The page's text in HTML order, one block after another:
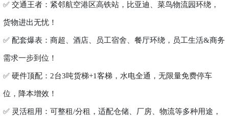
✅ 交通王者：紧邻航空港区高铁站，比亚迪、菜鸟物流园环绕，
货物进出无忧！
✅ 配套爆表：商超、酒店、员工宿舍、餐厅环绕，员工生活&商务
需求一步到位！
✅ 硬件顶配：2台3吨货梯+1客梯，水电全通，无限量免费停车
位，降本增效！
✅ 灵活租用：可整租/分租，适配仓储、厂房、物流等多种用途，